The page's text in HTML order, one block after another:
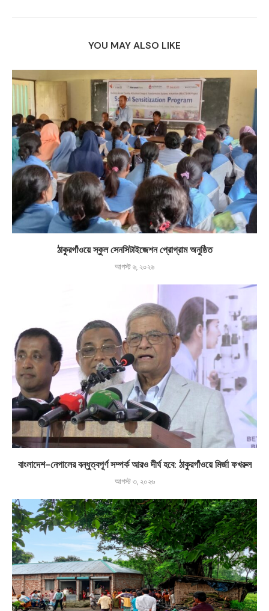
YOU MAY ALSO LIKE
ঠাকুরগাঁওয়ে স্কুল সেনসিটাইজেশন প্রোগ্রাম অনুষ্ঠিত
আগস্ট ৬, ২০২৬
বাংলাদেশ-নেপালের বন্ধুত্বপূর্ণ সম্পর্ক আরও দীর্ঘ হবে: ঠাকুরগাঁওয়ে মির্জা ফখরুল
আগস্ট ৩, ২০২৬